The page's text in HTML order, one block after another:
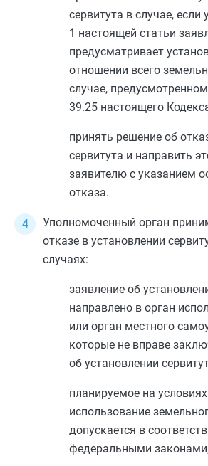
сервитута в случае, если
1 настоящей статьи
предусматривает
отношении всего
случае, предусмотренном
39.25 настоящего
принять решение об
сервитута и направить
заявителю с указанием
отказа.
Уполномоченный орган
отказе в установлении
случаях:
заявление об
направлено в орган
или орган местного
которые не вправе
об установлении
планируемое на
использование
допускается в
федеральными